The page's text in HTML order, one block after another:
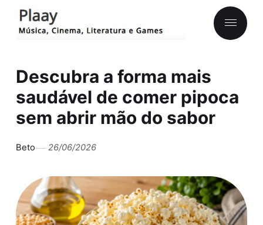
Descubra a forma mais
saudável de comer pipoca
sem abrir mão do sabor
Beto 26/06/2026